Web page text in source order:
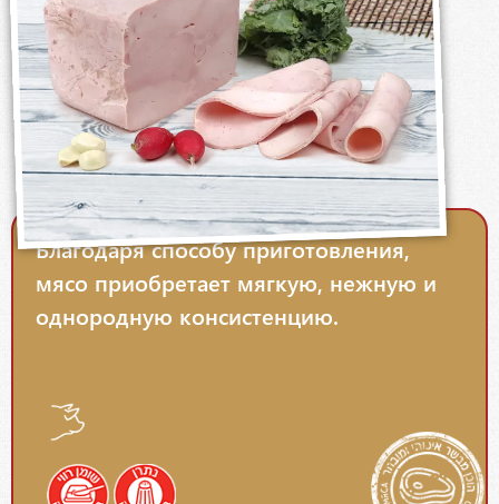
Благодаря способу приготовления,
мясо приобретает мягкую, нежную и
однородную консистенцию.